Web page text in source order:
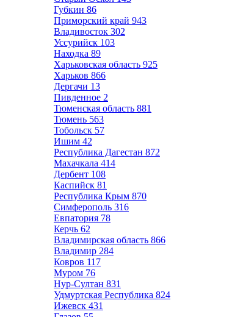
Губкин 86
Приморский край 943
Владивосток 302
Уссурийск 103
Находка 89
Харьковская область 925
Харьков 866
Дергачи 13
Пивденное 2
Тюменская область 881
Тюмень 563
Тобольск 57
Ишим 42
Республика Дагестан 872
Махачкала 414
Дербент 108
Каспийск 81
Республика Крым 870
Симферополь 316
Евпатория 78
Керчь 62
Владимирская область 866
Владимир 284
Ковров 117
Муром 76
Нур-Султан 831
Удмуртская Республика 824
Ижевск 431